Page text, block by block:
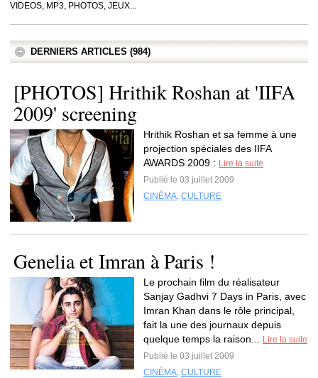
VIDEOS, MP3, PHOTOS, JEUX...
DERNIERS ARTICLES (984)
[PHOTOS] Hrithik Roshan at 'IIFA
2009' screening
Hrithik Roshan et sa femme à une
projection spéciales des IIFA
AWARDS 2009 : Lire la suite
Publié le 03 juillet 2009
CINÉMA, CULTURE
Genelia et Imran à Paris !
Le prochain film du réalisateur
Sanjay Gadhvi 7 Days in Paris, avec
Imran Khan dans le rôle principal,
fait la une des journaux depuis
quelque temps la raison...
Lire la suite
Publié le 03 juillet 2009
CINÉMA, CULTURE